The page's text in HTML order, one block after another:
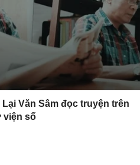
Lại Văn Sâm đọc truyện trên
viện số